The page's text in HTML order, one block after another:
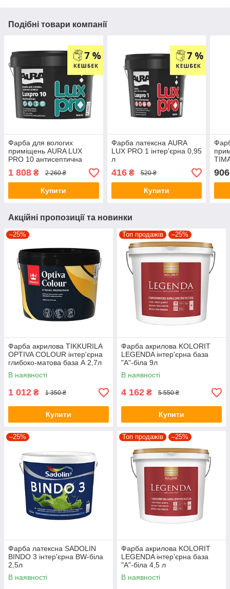
Подібні товари компанії
Фарба для вологих
приміщень AURA LUX
PRO 10 антисептична
4,75л
1 808 ₴ 2 260 ₴
Купити
Фарба латексна AURA
LUX PRO 1 інтер'єрна 0,95
л
416₴ 520 ₴
Купити
1)
906
Акційні пропозиції та новинки
–25%
Фарба акрилова TIKKURILA
OPTIVA COLOUR інтер'єрна
глибоко-матова база А 2,7л
В наявності
1 012 ₴ 1 350 ₴
Купити
Топ продажів –25%
Фарба акрилова KOLORIT
LEGENDA інтер'єрна база
"А"-біла 9л
В наявності
4 162 ₴ 5 550 ₴
Купити
–25%
Фарба латексна SADOLIN
BINDO 3 інтер'єрна ВW-біла
2,5л
В наявності
Топ продажів –25%
Фарба акрилова KOLORIT
LEGENDA інтер'єрна база
"А"-біла 4,5 л
В наявності